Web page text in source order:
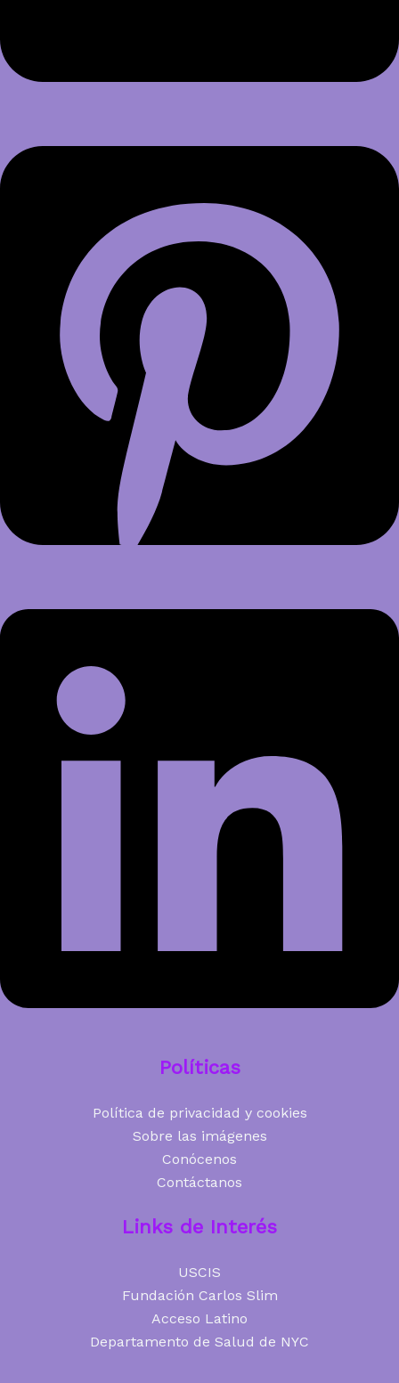
Políticas
Política de privacidad y cookies
Sobre las imágenes
Conócenos
Contáctanos
Links de Interés
USCIS
Fundación Carlos Slim
Acceso Latino
Departamento de Salud de NYC